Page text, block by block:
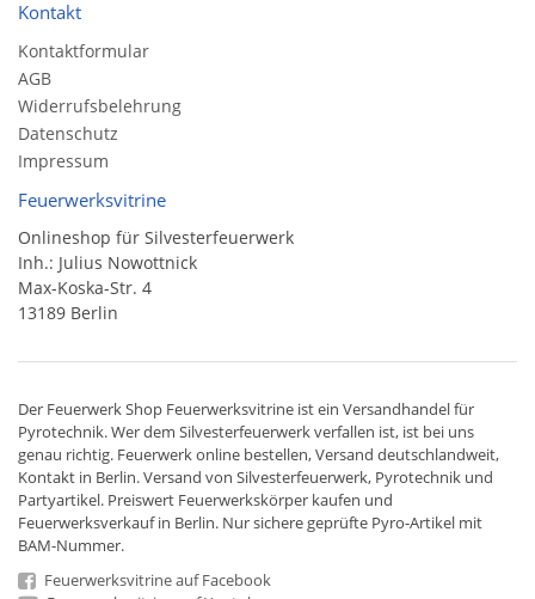
Kontakt
Kontaktformular
AGB
Widerrufsbelehrung
Datenschutz
Impressum
Feuerwerksvitrine
Onlineshop für Silvesterfeuerwerk
Inh.: Julius Nowottnick
Max-Koska-Str. 4
13189 Berlin
Der Feuerwerk Shop Feuerwerksvitrine ist ein Versandhandelfür
Pyrotechnik. Wer dem Silvesterfeuerwerk verfallen ist, ist bei uns
genau richtig. Feuerwerk online bestellen,Versand deutschlandweit,
Kontakt in Berlin. Versand von Silvesterfeuerwerk, Pyrotechnik und
Partyartikel. Preiswert Feuerwerkskörper kaufen und
Feuerwerksverkauf in Berlin. Nur sichere geprüfte Pyro-Artikel mit
BAM-Nummer.
Feuerwerksvitrine auf Facebook